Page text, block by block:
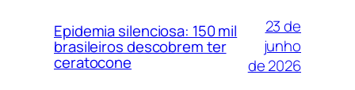
Epidemia silenciosa: 150 mil
brasileiros descobrem ter
ceratocone
23 de
junho
de 2026